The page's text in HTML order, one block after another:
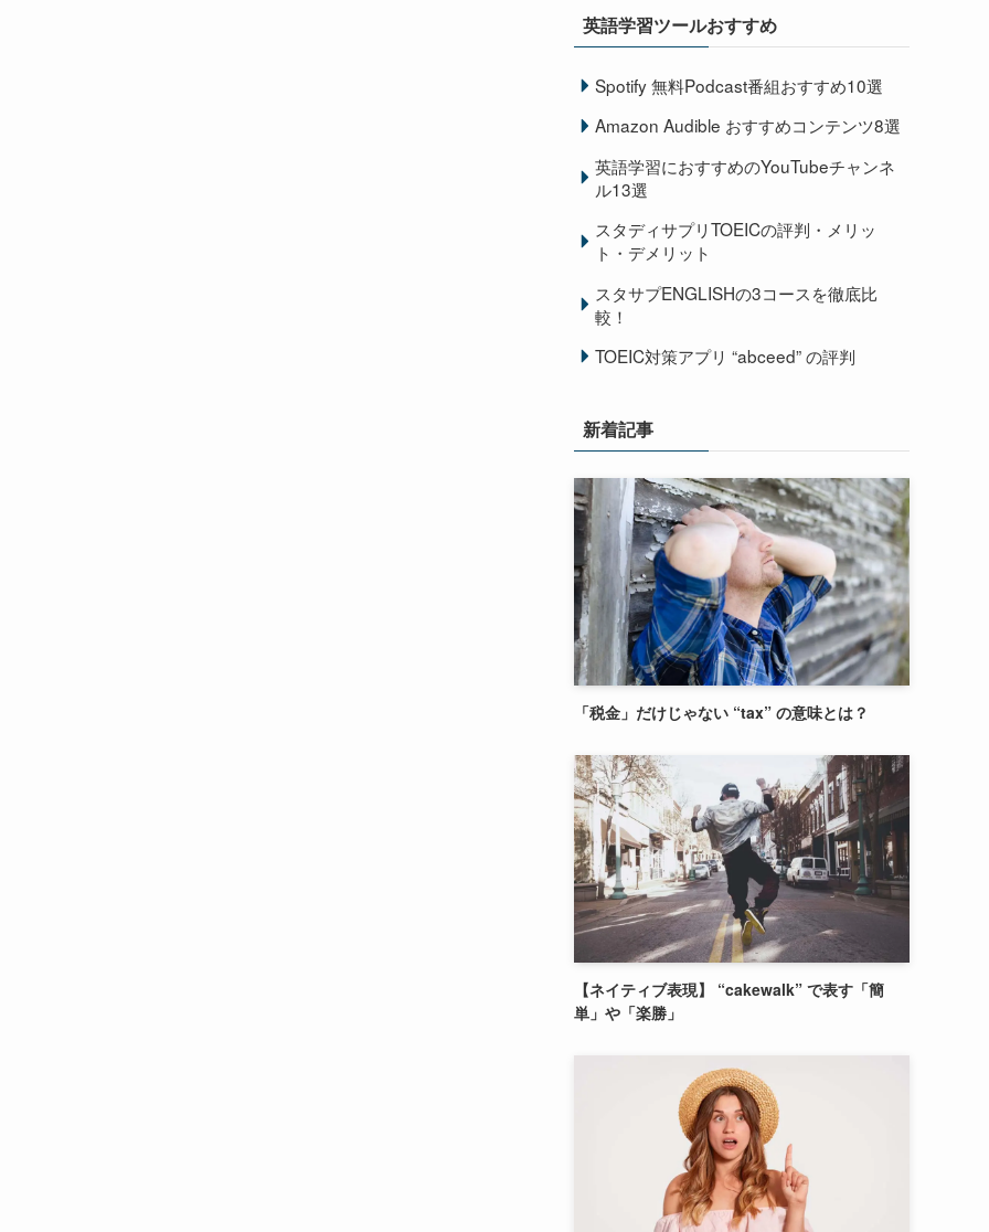
英語学習ツールおすすめ
Spotify 無料Podcast番組おすすめ10選
Amazon Audible おすすめコンテンツ8選
英語学習におすすめのYouTubeチャンネ
ル13選
スタディサプリTOEICの評判・メリッ
ト・デメリット
スタサプENGLISHの3コースを徹底比
較！
TOEIC対策アプリ “abceed” の評判
新着記事
「税金」だけじゃない “tax” の意味とは？
【ネイティブ表現】 “cakewalk” で表す「簡
単」や「楽勝」